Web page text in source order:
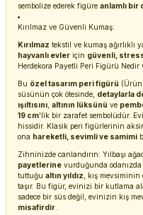
sembolize ederek figüre anlamlı bir
Kırılmaz ve Güvenli Kumaş:
Kırılmaz tekstil ve kumaş ağırlıklı
hayvanlı evler için güvenli,
Herdekora Payetli Peri Figürü Nedir
Bu özel tasarım peri figürü (Ürün
süsünün çok ötesinde, detaylarla
ışıltısını altının lüksünü ve
19 cm'lik bir zarafet sembolüdür.
hissidir. Klasik peri figürlerinin
ona hareketli, sevimli ve samimi
Zihninizde canlandırın: Yılbaşı
payetlerine vurduğunda odanızda
tuttuğu altın yıldız , kış mevsiminin
taşır. Bu figür, evinizi bir kutlama
sadece bir süs değil, evinizin kış
misafirdir